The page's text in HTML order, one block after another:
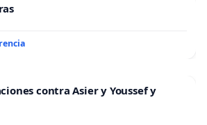
contra Asier y Youssef y